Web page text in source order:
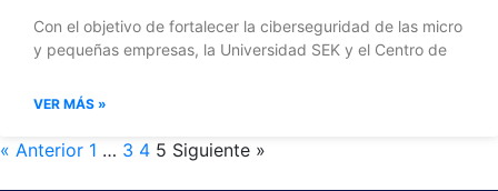
Con el objetivo de fortalecer la ciberseguridad de las micro
y pequeñas empresas, la Universidad SEK y el Centro de
VER MÁS »
« Anterior 1 … 3 4 5 Siguiente »